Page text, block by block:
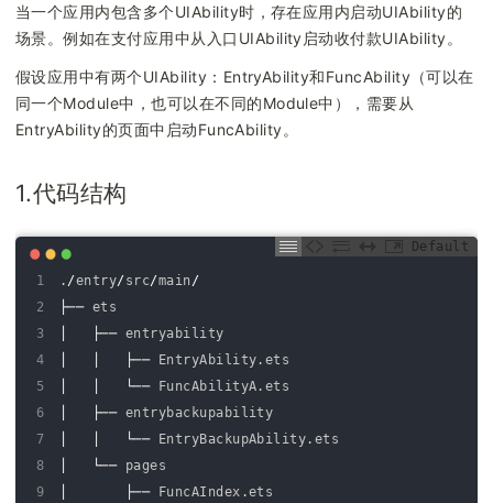
当一个应用内包含多个UIAbility时，存在应用内启动UIAbility的
场景。例如在支付应用中从入口UIAbility启动收付款UIAbility。
假设应用中有两个UIAbility：EntryAbility和FuncAbility（可以在
同一个Module中，也可以在不同的Module中），需要从
EntryAbility的页面中启动FuncAbility。
1.代码结构
Default
1
2
3
4
5
6
7
8
9
. /entry/src/main/
├── ets
├── entryability
├── EntryAbility . ets
└── FuncAbilityA . ets
├── entrybackupability
└── EntryBackupAbility . ets
└──
pages
├── FuncAIndex .ets